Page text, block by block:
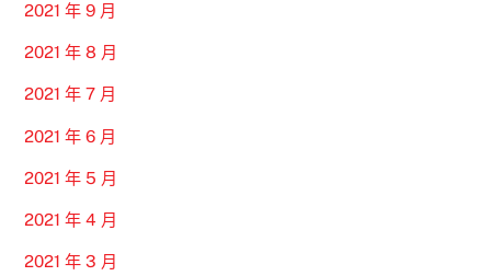
2021 年 9 月
2021 年 8 月
2021 年 7 月
2021 年 6 月
2021 年 5 月
2021 年 4 月
2021 年 3 月